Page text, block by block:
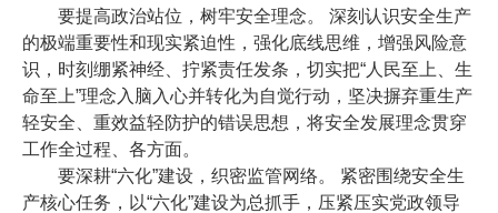
要提高政治站位，树牢安全理念。 深刻认识安全生产
的极端重要性和现实紧迫性，强化底线思维，增强风险意
识，时刻绷紧神经、拧紧责任发条，切实把“人民至上、生
命至上”理念入脑入心并转化为自觉行动，坚决摒弃重生产
轻安全、重效益轻防护的错误思想，将安全发展理念贯穿
工作全过程、各方面。
要深耕“六化”建设，织密监管网络。 紧密围绕安全生
产核心任务，以“六化”建设为总抓手，压紧压实党政领导